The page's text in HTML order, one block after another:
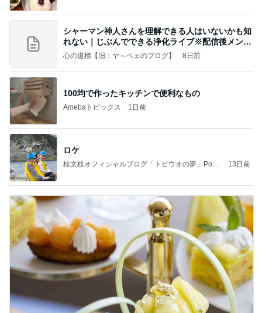
シャーマン神人さんを理解できる人はいないかも知
れない｜じぶんでできる浄化ライブ※配信後メンバ
ー限
心の道標【旧：ヤ～ベェのブログ】 8日前
100均で作ったキッチンで便利なもの
Amebaトピックス 1日前
ロケ
桂文枝オフィシャルブログ「トビウオの夢」Pow
13日前